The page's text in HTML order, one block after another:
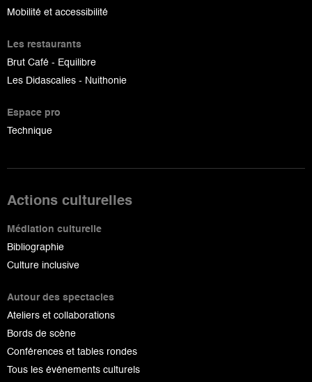
Mobilité et accessibilité
Les restaurants
Brut Café - Equilibre
Les Didascalies - Nuithonie
Espace pro
Technique
Actions culturelles
Médiation culturelle
Bibliographie
Culture inclusive
Autour des spectacles
Ateliers et collaborations
Bords de scène
Conférences et tables rondes
Tous les événements culturels